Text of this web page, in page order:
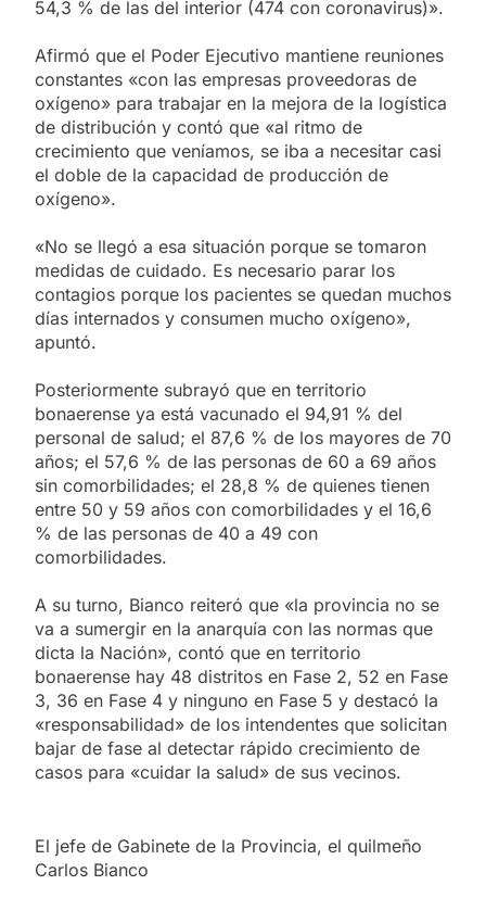
54,3 % de las del interior (474 con coronavirus)».
Afirmó que el Poder Ejecutivo mantiene reuniones
constantes «con las empresas proveedoras de
oxígeno» para trabajar en la mejora de la logística
de distribución y contó que «al ritmo de
crecimiento que veníamos, se iba a necesitar casi
el doble de la capacidad de producción de
oxígeno».
«No se llegó a esa situación porque se tomaron
medidas de cuidado. Es necesario parar los
contagios porque los pacientes se quedan muchos
días internados y consumen mucho oxígeno»,
apuntó.
Posteriormente subrayó que en territorio
bonaerense ya está vacunado el 94,91 % del
personal de salud; el 87,6 % de los mayores de 70
años; el 57,6 % de las personas de 60 a 69 años
sin comorbilidades; el 28,8 % de quienes tienen
entre 50 y 59 años con comorbilidades y el 16,6
% de las personas de 40 a 49 con
comorbilidades.
A su turno, Bianco reiteró que «la provincia no se
va a sumergir en la anarquía con las normas que
dicta la Nación», contó que en territorio
bonaerense hay 48 distritos en Fase 2, 52 en Fase
3, 36 en Fase 4 y ninguno en Fase 5 y destacó la
«responsabilidad» de los intendentes que solicitan
bajar de fase al detectar rápido crecimiento de
casos para «cuidar la salud» de sus vecinos.
El jefe de Gabinete de la Provincia, el quilmeño
Carlos Bianco